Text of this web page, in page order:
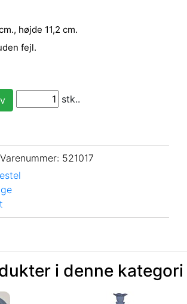
højde 11,2 cm.
fejl.
stk..
: 521017
i denne kategori